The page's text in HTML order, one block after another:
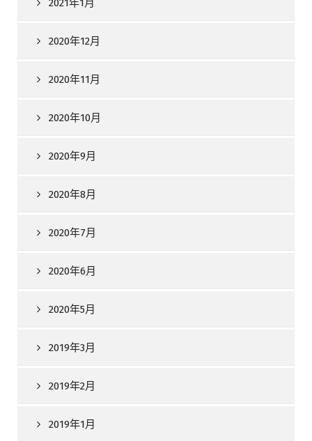
2021年1月
2020年12月
2020年11月
2020年10月
2020年9月
2020年8月
2020年7月
2020年6月
2020年5月
2019年3月
2019年2月
2019年1月